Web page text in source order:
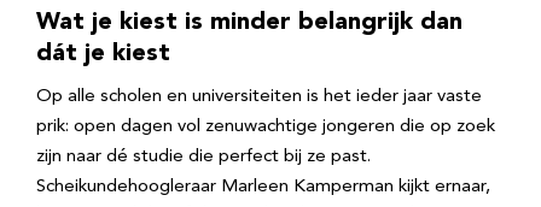
Wat je kiest is minder belangrijk dan
dát je kiest
Op alle scholen en universiteiten is het ieder jaar vaste
prik: open dagen vol zenuwachtige jongeren die op zoek
zijn naar dé studie die perfect bij ze past.
Scheikundehoogleraar Marleen Kamperman kijkt ernaar,